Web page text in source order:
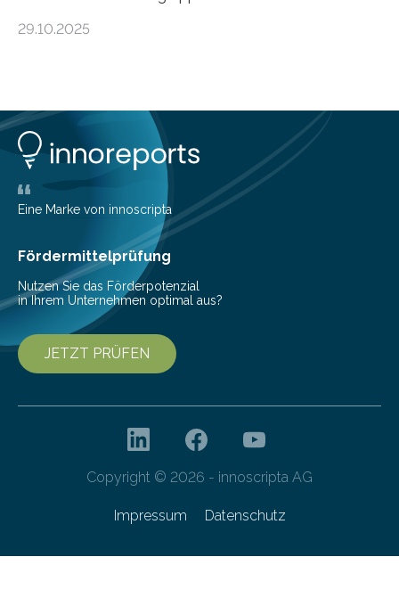
fünf Jahren erforschen, wie Bakterien auf
Insektenblume. Das Bundesministerium für Forschung,
Technologie und Raumfahrt (BMFTR) fördert das
Projekt im Rahmen der Nationalen
Bioökonomiestrategie mit rund 2,7 Millionen Euro.
Pestizide sind äußerst wichtig, um die globale
Ernährung zu sichern. Ohne sie besteht die weltweite
Gefahr erheblicher…
29.10.2025
Eine Marke von innoscripta
Fördermittelprüfung
Nutzen Sie das Förderpotenzial
in Ihrem Unternehmen optimal aus?
JETZT PRÜFEN
Copyright © 2026 - innoscripta AG
Impressum Datenschutz